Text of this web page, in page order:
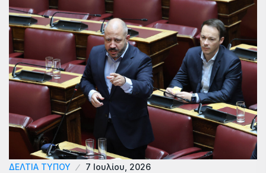
ΔΕΛΤΙΑ ΤΥΠΟΥ 7 Ιουλίου, 2026